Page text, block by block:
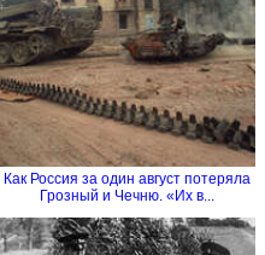
Как Россия за один август потеряла
Грозный и Чечню. «Их в...